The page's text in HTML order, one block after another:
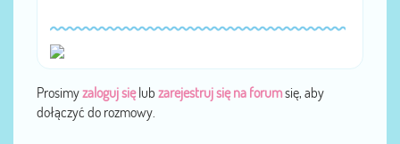
Prosimyzaloguj sięlub zarejestruj się na forumsię, aby
dołączyć do rozmowy.